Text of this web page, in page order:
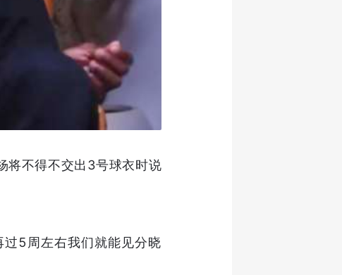
将不得不交出3号球衣时说
5周左右我们就能见分晓